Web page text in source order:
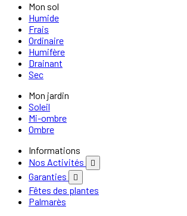
Mon sol
Humide
Frais
Ordinaire
Humifère
Drainant
Sec
Mon jardin
Soleil
Mi-ombre
Ombre
Informations
Nos Activités

Garanties 
Fêtes des plantes
Palmarès